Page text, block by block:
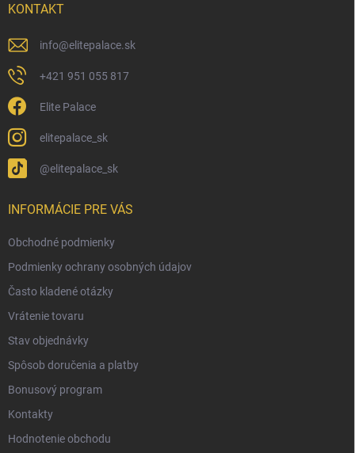
KONTAKT
info@elitepalace.sk
+421 951 055 817
Elite Palace
elitepalace_sk
@elitepalace_sk
INFORMÁCIE PRE VÁS
Obchodné podmienky
Podmienky ochrany osobných údajov
Často kladené otázky
Vrátenie tovaru
Stav objednávky
Spôsob doručenia a platby
Bonusový program
Kontakty
Hodnotenie obchodu